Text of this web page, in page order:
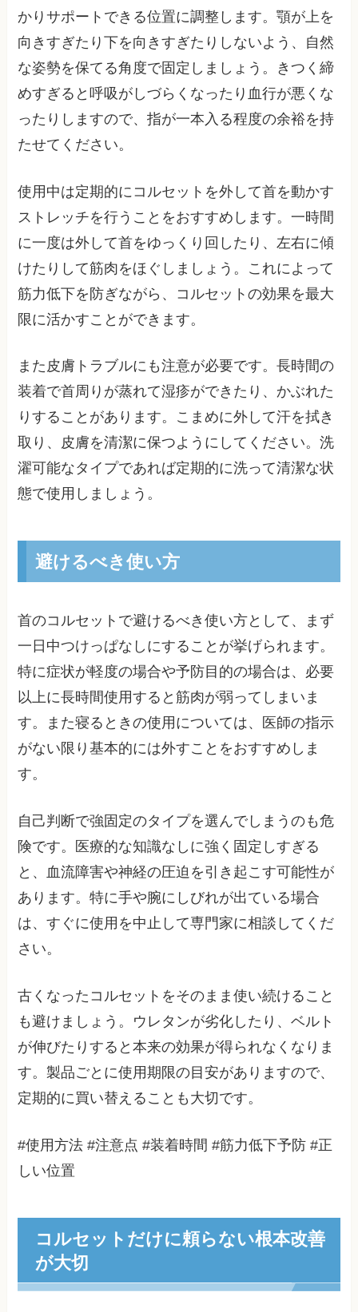
かりサポートできる位置に調整します。顎が上を
向きすぎたり下を向きすぎたりしないよう、自然
な姿勢を保てる角度で固定しましょう。きつく締
めすぎると呼吸がしづらくなったり血行が悪くな
ったりしますので、指が一本入る程度の余裕を持
たせてください。
使用中は定期的にコルセットを外して首を動かす
ストレッチを行うことをおすすめします。一時間
に一度は外して首をゆっくり回したり、左右に傾
けたりして筋肉をほぐしましょう。これによって
筋力低下を防ぎながら、コルセットの効果を最大
限に活かすことができます。
また皮膚トラブルにも注意が必要です。長時間の
装着で首周りが蒸れて湿疹ができたり、かぶれた
りすることがあります。こまめに外して汗を拭き
取り、皮膚を清潔に保つようにしてください。洗
濯可能なタイプであれば定期的に洗って清潔な状
態で使用しましょう。
避けるべき使い方
首のコルセットで避けるべき使い方として、まず
一日中つけっぱなしにすることが挙げられます。
特に症状が軽度の場合や予防目的の場合は、必要
以上に長時間使用すると筋肉が弱ってしまいま
す。また寝るときの使用については、医師の指示
がない限り基本的には外すことをおすすめしま
す。
自己判断で強固定のタイプを選んでしまうのも危
険です。医療的な知識なしに強く固定しすぎる
と、血流障害や神経の圧迫を引き起こす可能性が
あります。特に手や腕にしびれが出ている場合
は、すぐに使用を中止して専門家に相談してくだ
さい。
古くなったコルセットをそのまま使い続けること
も避けましょう。ウレタンが劣化したり、ベルト
が伸びたりすると本来の効果が得られなくなりま
す。製品ごとに使用期限の目安がありますので、
定期的に買い替えることも大切です。
#使用方法 #注意点 #装着時間 #筋力低下予防 #正
しい位置
コルセットだけに頼らない根本改善
が大切